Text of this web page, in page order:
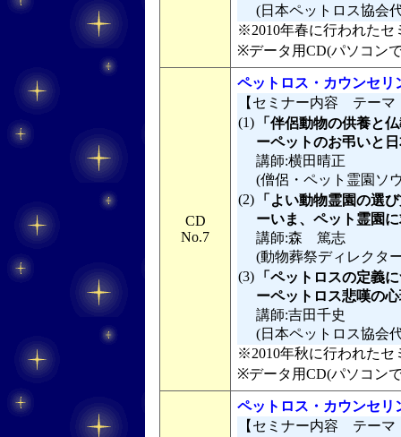
(日本ペットロス協会
※2010年春に行われたセ
※データ用CD(パソコン
CD
No.7
ペットロス・カウンセ
【セミナー内容 テーマ
(1)
「伴侶動物の供養と
ーペットのお弔いと
講師:横田晴正
(僧侶・ペット霊園ソ
(2)
「よい動物霊園の選
ーいま、ペット霊園
講師:森 篤志
(動物葬祭ディレクタ
(3)
「ペットロスの定義
ーペットロス悲嘆の
講師:吉田千史
(日本ペットロス協会
※2010年秋に行われたセ
※データ用CD(パソコン
ペットロス・カウンセ
【セミナー内容 テーマ